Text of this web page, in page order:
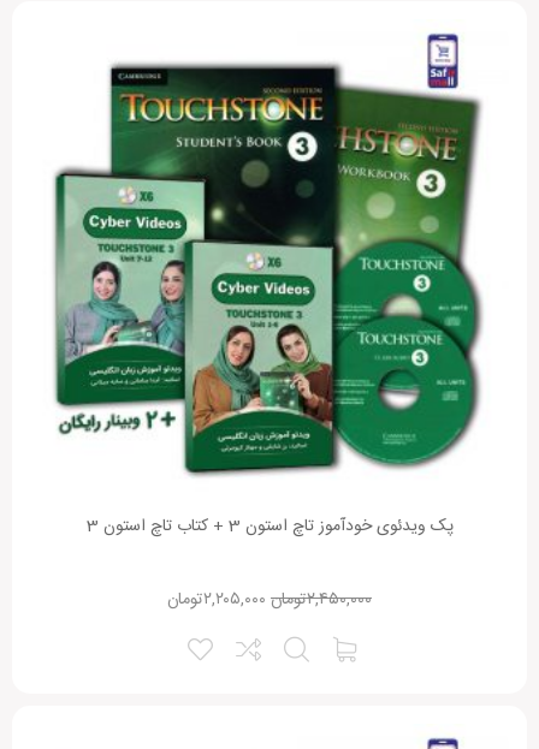
پک ویدئوی خودآموز تاچ استون 3 + کتاب تاچ استون 3
تومان۲,۴۵۰,۰۰۰ تومان۲,۲۰۵,۰۰۰